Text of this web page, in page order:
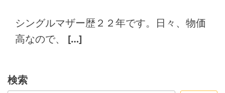
シングルマザー歴２２年です。日々、物価
高なので、 […]
検索